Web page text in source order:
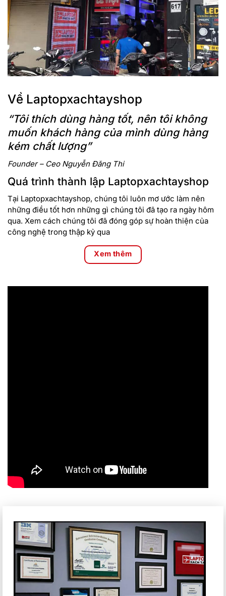
Sạc nhanh hơn
Thời lượng pin dài với ExpressCharge cung cấp khả năng
sạc tới 80% trong vòng 60 phút.
Độ tin cậy để cộng tác ở mọi nơi
Trí tuệ nhân tạo cải thiện chất lượng âm thanh và giọng nói,
đồng thời điều chỉnh cho phù hợp với các môi trường khác
của những người tham gia cuộc gọi của bạn.
Về Laptopxachtayshop
“Tôi thích dùng hàng tốt, nên tôi không
muốn khách hàng của mình dùng hàng
kém chất lượng”
Founder – Ceo Nguyễn Đăng Thi
Quá trình thành lập Laptopxachtayshop
Tại Laptopxachtayshop, chúng tôi luôn mơ ước làm nên
những điều tốt hơn những gì chúng tôi đã tạo ra ngày hôm
qua. Xem cách chúng tôi đã đóng góp sự hoàn thiện của
công nghệ trong thập kỷ qua
Xem thêm